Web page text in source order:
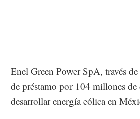
Enel Green Power SpA, través
de préstamo por 104 millones
desarrollar energía eólica en